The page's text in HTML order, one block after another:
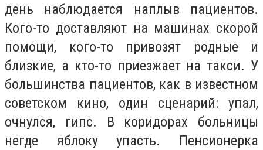
день наблюдается наплыв пациентов.
Кого-то доставляют на машинах скорой
помощи, кого-то привозят родные и
близкие, а кто-то приезжает на такси. У
большинства пациентов, как в известном
советском кино, один сценарий: упал,
очнулся, гипс. В коридорах больницы
негде яблоку упасть. Пенсионерка